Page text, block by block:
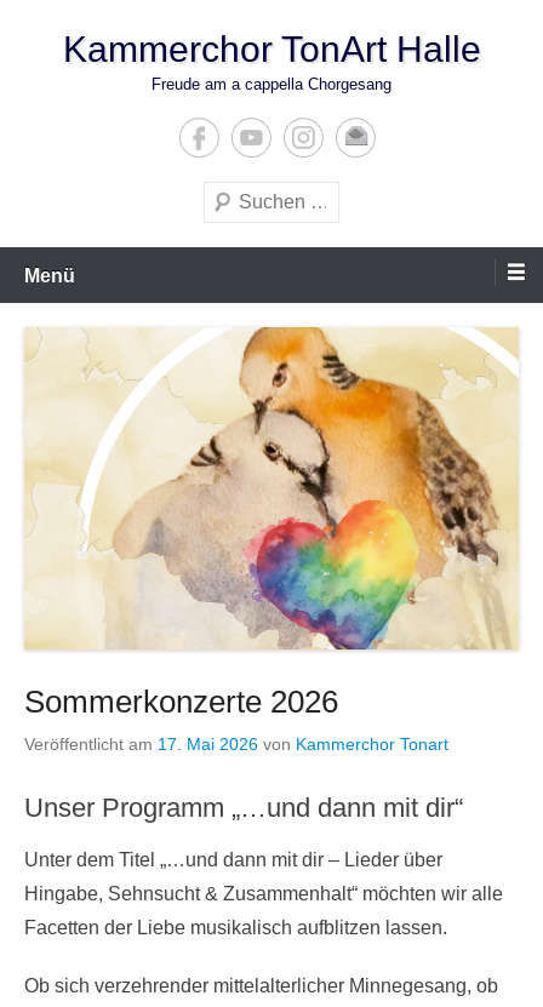
Kammerchor TonArt Halle
Freude am a cappella Chorgesang
Suchen
Menü
Sommerkonzerte 2026
Veröffentlicht am 17. Mai 2026 von Kammerchor Tonart
Unser Programm „…und dann mit dir“
Unter dem Titel „…und dann mit dir – Lieder über
Hingabe, Sehnsucht & Zusammenhalt“ möchten wir alle
Facetten der Liebe musikalisch aufblitzen lassen.
Ob sich verzehrender mittelalterlicher Minnegesang, ob